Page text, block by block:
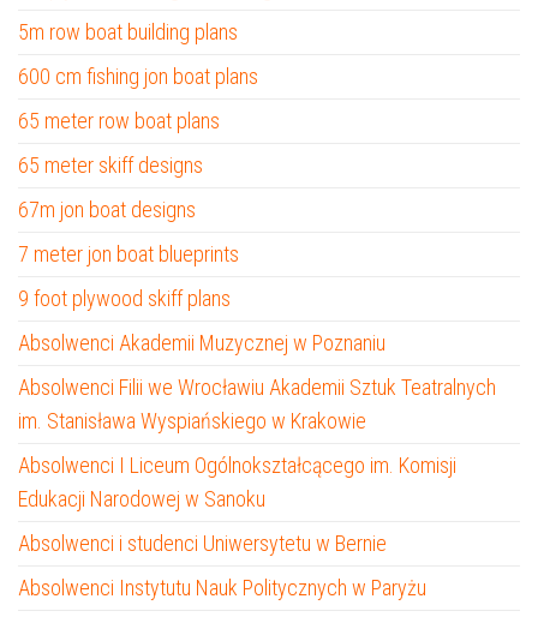
5m row boat building plans
600 cm fishing jon boat plans
65 meter row boat plans
65 meter skiff designs
67m jon boat designs
7 meter jon boat blueprints
9 foot plywood skiff plans
Absolwenci Akademii Muzycznej w Poznaniu
Absolwenci Filii we Wrocławiu Akademii Sztuk Teatralnych
im. Stanisława Wyspiańskiego w Krakowie
Absolwenci I Liceum Ogólnokształcącego im. Komisji
Edukacji Narodowej w Sanoku
Absolwenci i studenci Uniwersytetu w Bernie
Absolwenci Instytutu Nauk Politycznych w Paryżu